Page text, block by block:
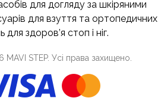
для догляду за шкіряними
для взуття та ортопедичних
для здоров’я стоп і ніг.
MAVI STEP. Усі права захищено.